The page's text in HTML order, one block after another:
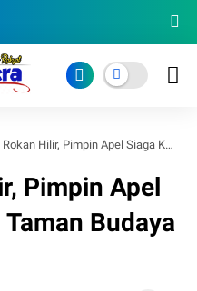
Hilir, Pimpin Apel Siaga Karhutla di Taman Budaya Batu Enam
Pimpin Apel
Budaya